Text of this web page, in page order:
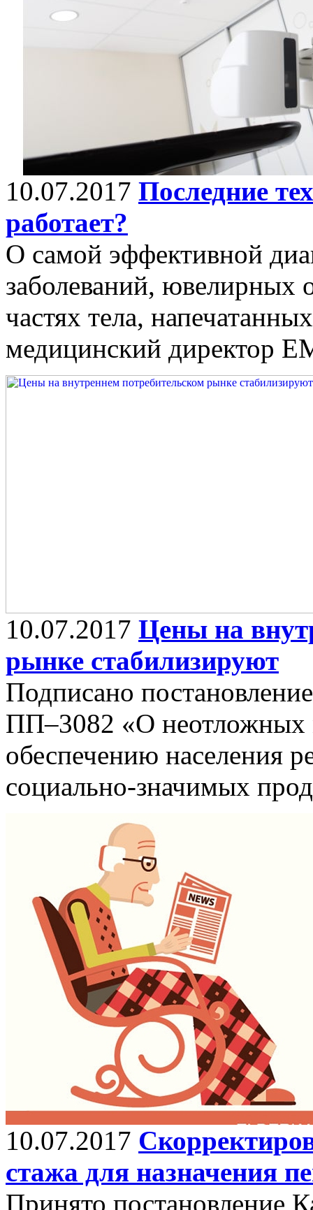
10.07.2017 Последние
работает?
О самой эффективной
заболеваний, ювелирных
частях тела,
медицинский директор
10.07.2017 Цены на
рынке стабилизируют
Подписано
ПП–3082 «О неотложных
обеспечению населения
социально-значимых
10.07.2017
стажа для назначения
Принято постановление